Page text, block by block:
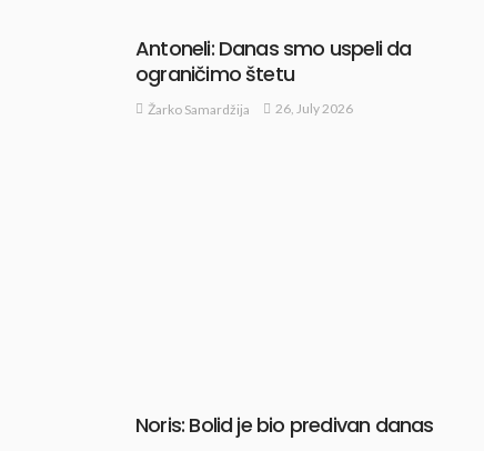
Antoneli: Danas smo uspeli da
ograničimo štetu
Žarko Samardžija 26, July 2026
Noris: Bolid je bio predivan danas